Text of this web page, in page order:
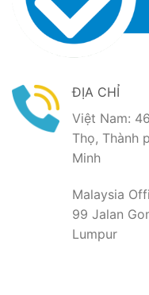
ĐỊA CHỈ
Việt Nam:
Thọ, Thành
Minh
Malaysia
99 Jalan
Lumpur